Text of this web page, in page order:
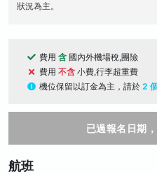
狀況為主。
費用 含 國內外機場稅,團險
費用 不含 小費,行李超重費
機位保留以訂金為主，請於 2
已過報名日期
航班